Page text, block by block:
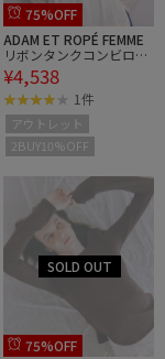
75%OFF
ADAM ET ROPÉ FEMME
リボンタンクコンビロン
T
¥4,538
1件
アウトレット
2BUY10%OFF
75%OFF